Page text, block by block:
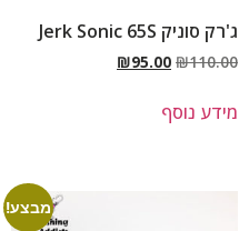
ג'רק סוניק Jerk Sonic 65S
₪110.00
₪95.00
מידע נוסף
מבצע!